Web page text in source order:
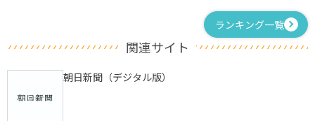
ランキング一覧
関連サイト
朝日新聞（デジタル版）